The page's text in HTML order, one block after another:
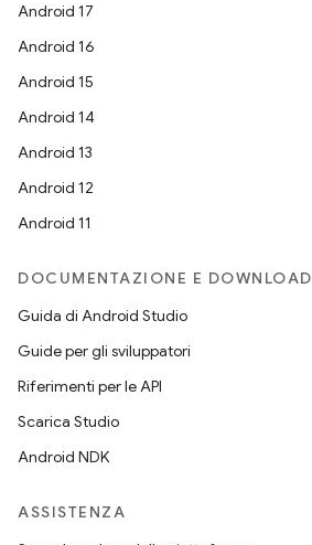
Android 17
Android 16
Android 15
Android 14
Android 13
Android 12
Android 11
DOCUMENTAZIONE E DOWNLOAD
Guida di Android Studio
Guide per gli sviluppatori
Riferimenti per le API
Scarica Studio
Android NDK
ASSISTENZA